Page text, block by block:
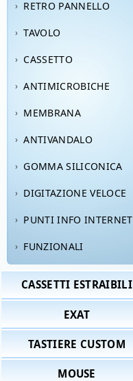
RETRO PANNELLO
TAVOLO
CASSETTO
ANTIMICROBICHE
MEMBRANA
ANTIVANDALO
GOMMA SILICONICA
DIGITAZIONE VELOCE
PUNTI INFO INTERNET
FUNZIONALI
CASSETTI ESTRAIBILI
EXAT
TASTIERE CUSTOM
MOUSE